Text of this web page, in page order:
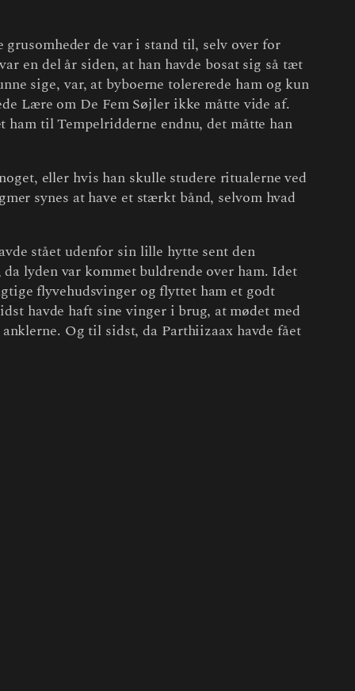
de var i stand til, selv over for
en del år siden, at han havde bosat sig så tæt
sige, var, at byboerne tolererede ham og kun
Lære om De Fem Søjler ikke måtte vide af.
ham til Tempelridderne endnu, det måtte han
eller hvis han skulle studere ritualerne ved
synes at have et stærkt bånd, selvom hvad
stået udenfor sin lille hytte sent den
lyden var kommet buldrende over ham. Idet
flyvehudsvinger og flyttet ham et godt
havde haft sine vinger i brug, at mødet med
Og til sidst, da Parthiizaax havde fået